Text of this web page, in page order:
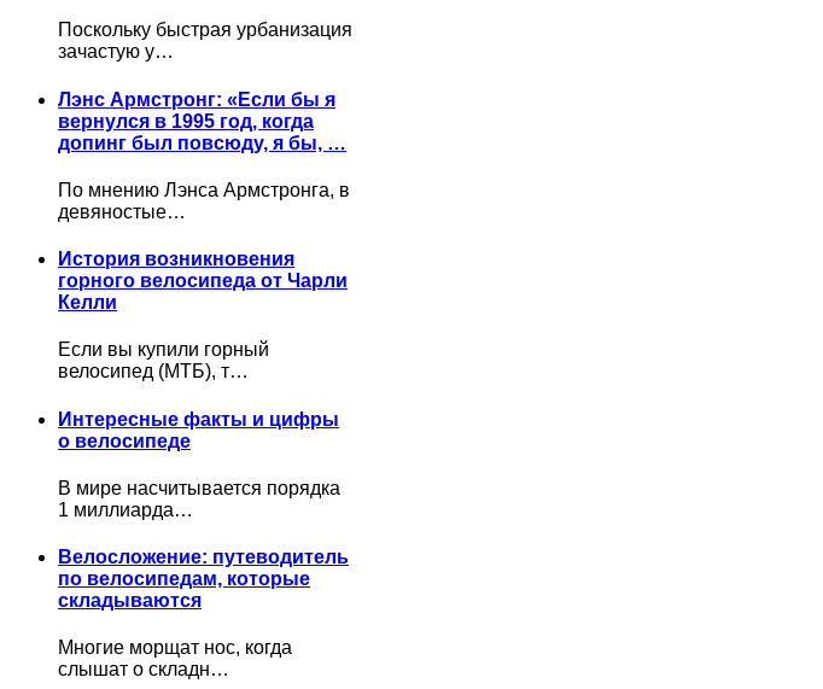
Поскольку быстрая урбанизация
зачастую у…
Лэнс Армстронг: «Если бы я
вернулся в 1995 год, когда
допинг был повсюду, я бы, …
По мнению Лэнса Армстронга, в
девяностые…
История возникновения
горного велосипеда от Чарли
Келли
Если вы купили горный
велосипед (МТБ), т…
Интересные факты и цифры
о велосипеде
В мире насчитывается порядка
1 миллиарда…
Велосложение: путеводитель
по велосипедам, которые
складываются
Многие морщат нос, когда
слышат о складн…